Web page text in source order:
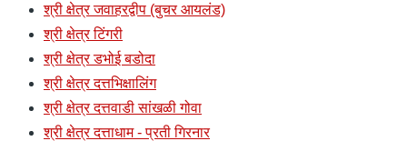
श्री क्षेत्र जवाहरद्वीप (बुचर आयलंड)
श्री क्षेत्र टिंगरी
श्री क्षेत्र डभोई बडोदा
श्री क्षेत्र दत्तभिक्षालिंग
श्री क्षेत्र दत्तवाडी सांखळी गोवा
श्री क्षेत्र दत्ताधाम - प्रती गिरनार